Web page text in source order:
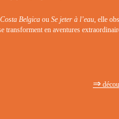
Costa Belgica ou Se jeter à l’eau, elle
transforment en aventures
⇒